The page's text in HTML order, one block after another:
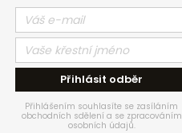
Přihlásit odběr
Přihlášením souhlasíte se zasíláním
obchodních sdělení a se zpracováním
osobních údajů.